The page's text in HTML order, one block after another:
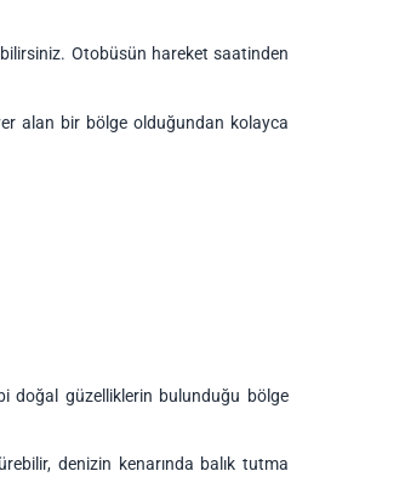
Otobüsün hareket saatinden
alan bir bölge olduğundan kolayca
doğal güzelliklerin bulunduğu bölge
denizin kenarında balık tutma